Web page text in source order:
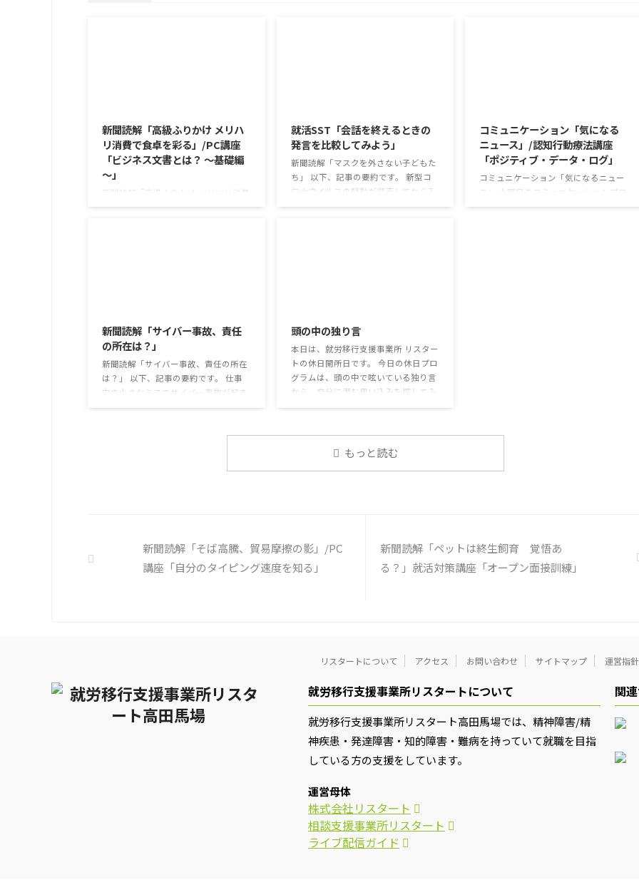
新聞読解「高級ふりかけ メリハ
リ消費で食卓を彩る」/PC講座
「ビジネス文書とは？ ～基礎編
～」
新聞読解「高級ふりかけ メリハリ消費
りかけと変わらず栄養も取れるのでは
ふりかけのように小さな喜びを得て、
精神的なケアをすることも重要 支出を
減らすも ...
就活SST「会話を終えるときの
発言を比較してみよう」
新聞読解「マスクを外さない子どもた
ち」 以下、記事の要約です。 新型コ
ロナウイルスの騒動が収束してから3
も同じなのかも 同居中の高齢者のた
めの感染予防等、ご本人の理由 ...
コミュニケーション「気になる
ニュース」/認知行動療法講座
「ポジティブ・データ・ログ」
コミュニケーション「気になるニュー
ス」 火曜日のコミュニケーションプロ
新聞読解「サイバー事故、責任
の所在は？」
新聞読解「サイバー事故、責任の所在
は？」 以下、記事の要約です。 仕事
中の小さなミスでサイバー事故が起き
従業員側に懲戒処分を行っている。 利
トラブル案件 ...
頭の中の独り言
本日は、就労移行支援事業所 リスター
トの休日開所日です。 今日の休日プロ
グラムは、頭の中で呟いている独り言
から、自分に潜む思い込みを探してみ
ための練習を行います。 私たちは、
様々な状況に対して、口には出さずに
を探す ① 最近、自分が ...
もっと読む
新聞読解「そば高騰、貿易摩擦の影」/PC
講座「自分のタイピング速度を知る」
新聞読解「ペットは終生飼育 覚悟あ
る？」就活対策講座「オープン面接訓練」
リスタートについて アクセス お問い合わせ サイトマップ 運営指針
就労移行支援事業所リスタートについて
就労移行支援事業所リスタート高田馬場では、精神障害/精
神疾患・発達障害・知的障害・難病を持っていて就職を目指
している方の支援をしています。
運営母体
株式会社リスタート
相談支援事業所リスタート
ライブ配信ガイド
関